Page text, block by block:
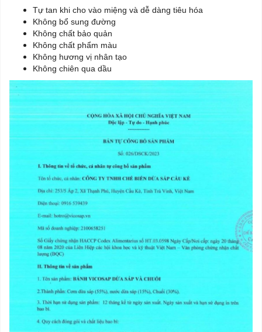
Tự tan khi cho vào miệng và dễ dàng tiêu hóa
Không bổ sung đường
Không chất bảo quản
Không chất phẩm màu
Không hương vị nhân tạo
Không chiên qua dầu